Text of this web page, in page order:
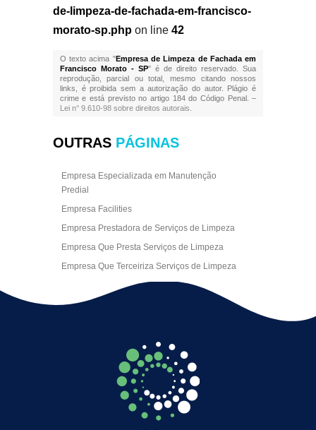
de-limpeza-de-fachada-em-francisco-
morato-sp.phpon line 42
O texto acima "Empresa de Limpeza de Fachada em
Francisco Morato - SP" é de direito reservado. Sua
reprodução, parcial ou total, mesmo citando nossos
links, é proibida sem a autorização do autor. Plágio é
crime e está previsto no artigo 184 do Código Penal. –
Lei n° 9.610-98 sobre direitos autorais
OUTRAS PÁGINAS
Empresa Especializada em Manutenção
Predial
Empresa Facilities
Empresa Prestadora de Serviços de Limpeza
Empresa Que Presta Serviços de Limpeza
Empresa Que Terceiriza Serviços de Limpeza
Empresa Terceirizada de Portaria
Empresa de Facilities
Empresa de Limpeza Empresarial
Empresa de Limpeza Predial
Empresa de Limpeza Predial Terceirizada
Empresa de Limpeza de Escritório
Empresa de Limpeza de Fachada